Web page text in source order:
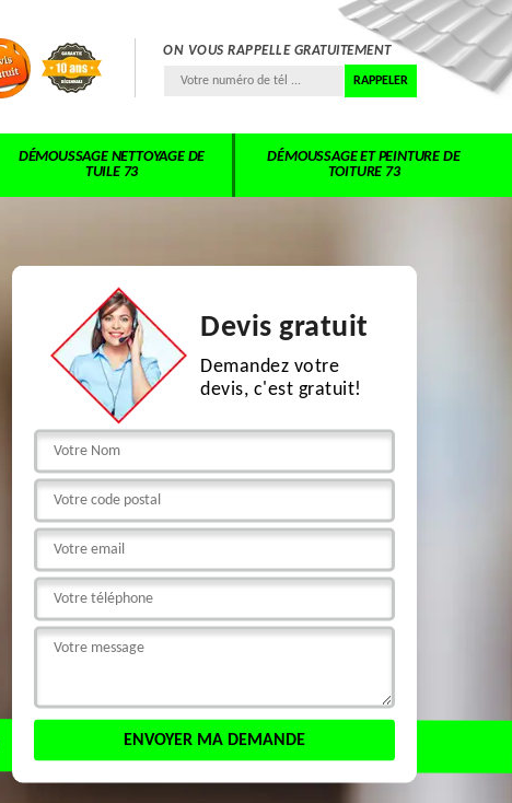
ON VOUS RAPPELLE GRATUITEMENT
DÉMOUSSAGE NETTOYAGE DE
TUILE 73
DÉMOUSSAGE ET PEINTURE DE
TOITURE 73
Devis gratuit
Demandez votre
devis, c'est gratuit!